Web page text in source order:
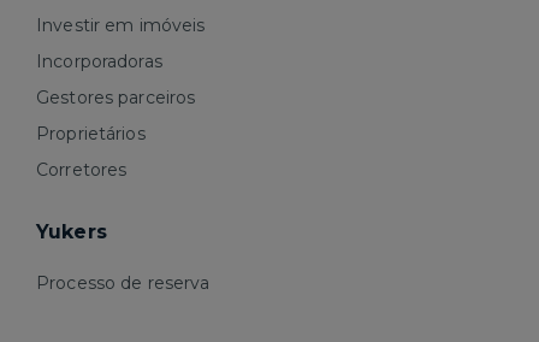
Investir em imóveis
Incorporadoras
Gestores parceiros
Proprietários
Corretores
Yukers
Processo de reserva